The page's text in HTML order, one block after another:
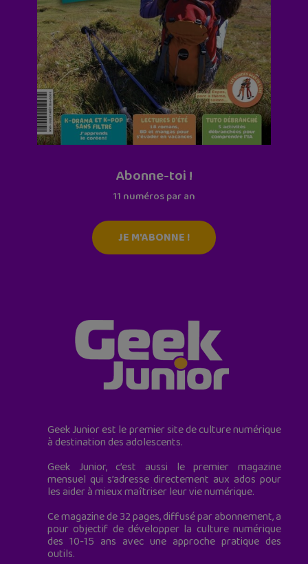
Abonne-toi !
11 numéros par an
JE M'ABONNE !
Geek Junior est le premier site de culture numérique
à destination des adolescents.
Geek Junior, c’est aussi le premier magazine
mensuel qui s’adresse directement aux ados pour
les aider à mieux maîtriser leur vie numérique.
Ce magazine de 32 pages, diffusé par abonnement, a
pour objectif de développer la culture numérique
des 10-15 ans avec une approche pratique des
outils.